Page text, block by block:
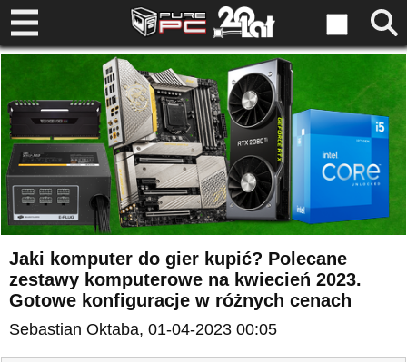
Jaki komputer do gier kupić? Polecane
zestawy komputerowe na kwiecień 2023.
Gotowe konfiguracje w różnych cenach
Sebastian Oktaba, 01-04-2023 00:05